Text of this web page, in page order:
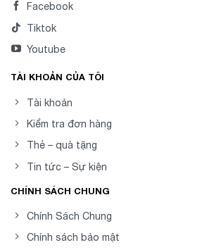
Facebook
Tiktok
Youtube
TÀI KHOẢN CỦA TÔI
Tài khoản
Kiểm tra đơn hàng
Thẻ – quà tặng
Tin tức – Sự kiện
CHÍNH SÁCH CHUNG
Chính Sách Chung
Chính sách bảo mật